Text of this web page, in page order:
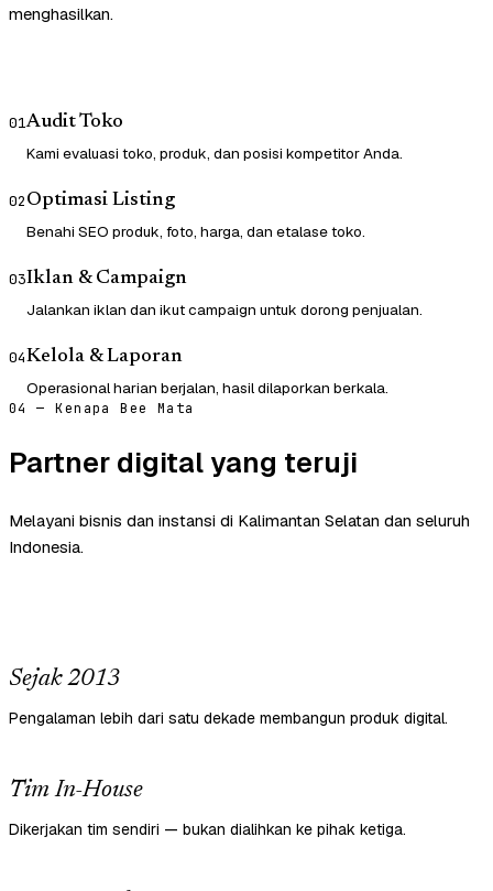
menghasilkan.
01Audit Toko
Kami evaluasi toko, produk, dan posisi kompetitor Anda.
02Optimasi Listing
Benahi SEO produk, foto, harga, dan etalase toko.
03Iklan & Campaign
Jalankan iklan dan ikut campaign untuk dorong penjualan.
04Kelola & Laporan
Operasional harian berjalan, hasil dilaporkan berkala.
04 — Kenapa Bee Mata
Partner digital yang teruji
Melayani bisnis dan instansi di Kalimantan Selatan dan seluruh
Indonesia.
Sejak 2013
Pengalaman lebih dari satu dekade membangun produk digital.
Tim In-House
Dikerjakan tim sendiri — bukan dialihkan ke pihak ketiga.